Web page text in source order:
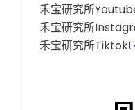
禾宝研究所
禾宝研究所
禾宝研究所Tiktok